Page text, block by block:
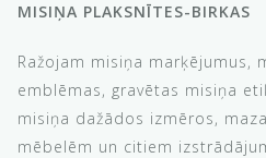
MISIŅA PLAKSNĪTES-BIRKAS
Ražojam misiņa marķējumus,
emblēmas, gravētas misiņa
misiņa dažādos izmēros,
mēbelēm un citiem